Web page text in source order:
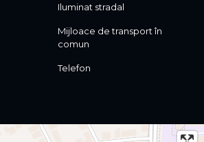
Iluminat stradal
Mijloace de transport în
comun
Telefon